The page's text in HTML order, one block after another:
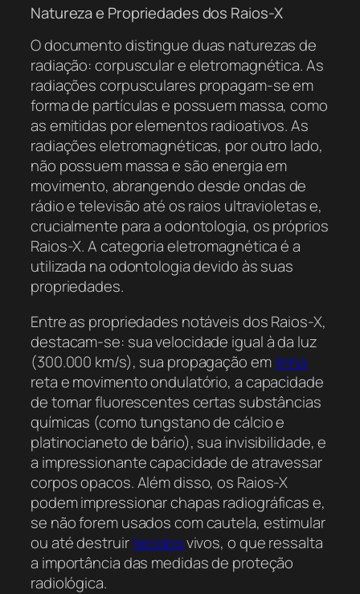
Natureza e Propriedades dos Raios-X
O documento distingue duas naturezas de
radiação: corpuscular e eletromagnética. As
radiações corpusculares propagam-se em
forma de partículas e possuem massa, como
as emitidas por elementos radioativos. As
radiações eletromagnéticas, por outro lado,
não possuem massa e são energia em
movimento, abrangendo desde ondas de
rádio e televisão até os raios ultravioletas e,
crucialmente para a odontologia, os próprios
Raios-X. A categoria eletromagnética é a
utilizada na odontologia devido às suas
propriedades.
Entre as propriedades notáveis dos Raios-X,
destacam-se: sua velocidade igual à da luz
(300.000 km/s), sua propagação emlinha
reta e movimento ondulatório, a capacidade
de tornar fluorescentes certas substâncias
químicas (como tungstano de cálcio e
platinocianeto de bário), sua invisibilidade, e
a impressionante capacidade de atravessar
corpos opacos. Além disso, os Raios-X
podem impressionar chapas radiográficas e,
se não forem usados com cautela, estimular
ou até destruirtecidosvivos, o que ressalta
a importância das medidas de proteção
radiológica.